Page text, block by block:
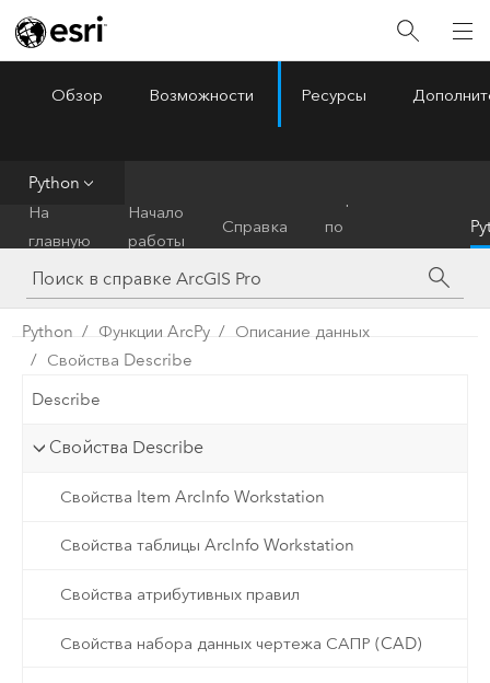
ArcGIS Pro
Обзор Возможности Ресурсы
Python
На
главную
Начало
работы
Справка
по
инструментам
Python Функции ArcPy
Описание данных
Свойства Describe
Describe
Свойства Describe
Свойства Item ArcInfo Workstation
Свойства таблицы ArcInfo Workstation
Свойства атрибутивных правил
Свойства набора данных чертежа САПР (CAD)